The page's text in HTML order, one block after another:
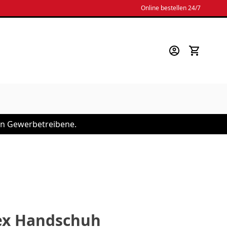
Online bestellen 24/7
Gewerbetreibene.
Handschuh